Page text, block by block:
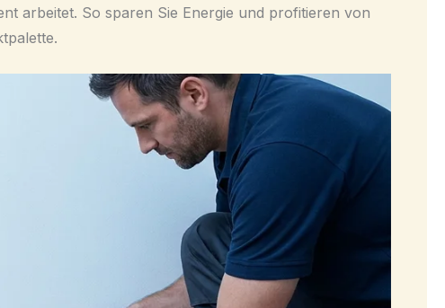
arbeitet. So sparen Sie Energie und profitieren von